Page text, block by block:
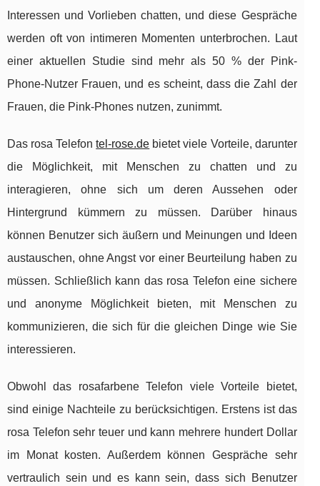
Interessen und Vorlieben chatten, und diese Gespräche
werden oft von intimeren Momenten unterbrochen. Laut
einer aktuellen Studie sind mehr als 50 % der Pink-
Phone-Nutzer Frauen, und es scheint, dass die Zahl der
Frauen, die Pink-Phones nutzen, zunimmt.
Das rosa Telefontel-rose.de bietet viele Vorteile, darunter
die Möglichkeit, mit Menschen zu chatten und zu
interagieren, ohne sich um deren Aussehen oder
Hintergrund kümmern zu müssen. Darüber hinaus
können Benutzer sich äußern und Meinungen und Ideen
austauschen, ohne Angst vor einer Beurteilung haben zu
müssen. Schließlich kann das rosa Telefon eine sichere
und anonyme Möglichkeit bieten, mit Menschen zu
kommunizieren, die sich für die gleichen Dinge wie Sie
interessieren.
Obwohl das rosafarbene Telefon viele Vorteile bietet,
sind einige Nachteile zu berücksichtigen. Erstens ist das
rosa Telefon sehr teuer und kann mehrere hundert Dollar
im Monat kosten. Außerdem können Gespräche sehr
vertraulich sein und es kann sein, dass sich Benutzer